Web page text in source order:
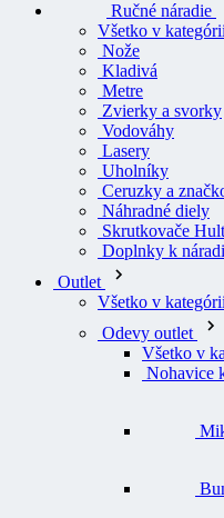
Ručné náradie
Všetko v
Nože
Kladivá
Metre
Zvierky a svorky
Vodováhy
Lasery
Uholníky
Ceruzky a
Náhradné diely
Skrutkovače
Doplnky k
Outlet
Všetko v
Odevy outlet
Všetko v
Nohavice